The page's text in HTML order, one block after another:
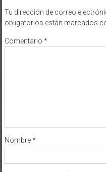
Tu dirección de correo
obligatorios están marcados
Comentario *
Nombre*